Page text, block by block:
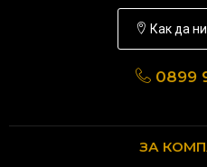
Как да
0899
ЗА